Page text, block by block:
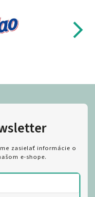
zasielať informácie o
e-shope.